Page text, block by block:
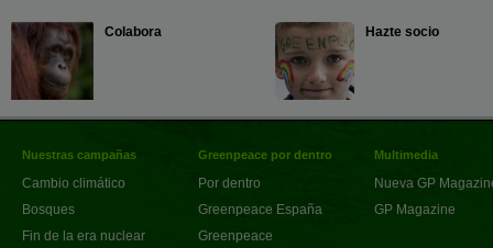
Colabora Hazte socio
Nuestras campañas
Cambio climático
Bosques
Fin de la era nuclear
Greenpeace por dentro
Por dentro
Greenpeace España
Greenpeace
Multimedia
Nueva GP
GP Magazine